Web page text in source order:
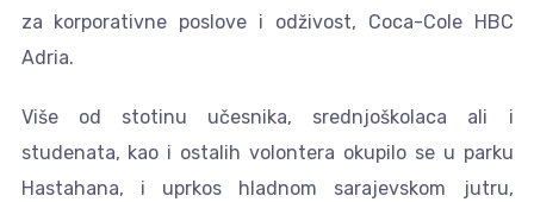
za korporativne poslove i odživost, Coca-Cole HBC
Adria.
Više od stotinu učesnika, srednjoškolaca ali i
studenata, kao i ostalih volontera okupilo se u parku
Hastahana, i uprkos hladnom sarajevskom jutru,